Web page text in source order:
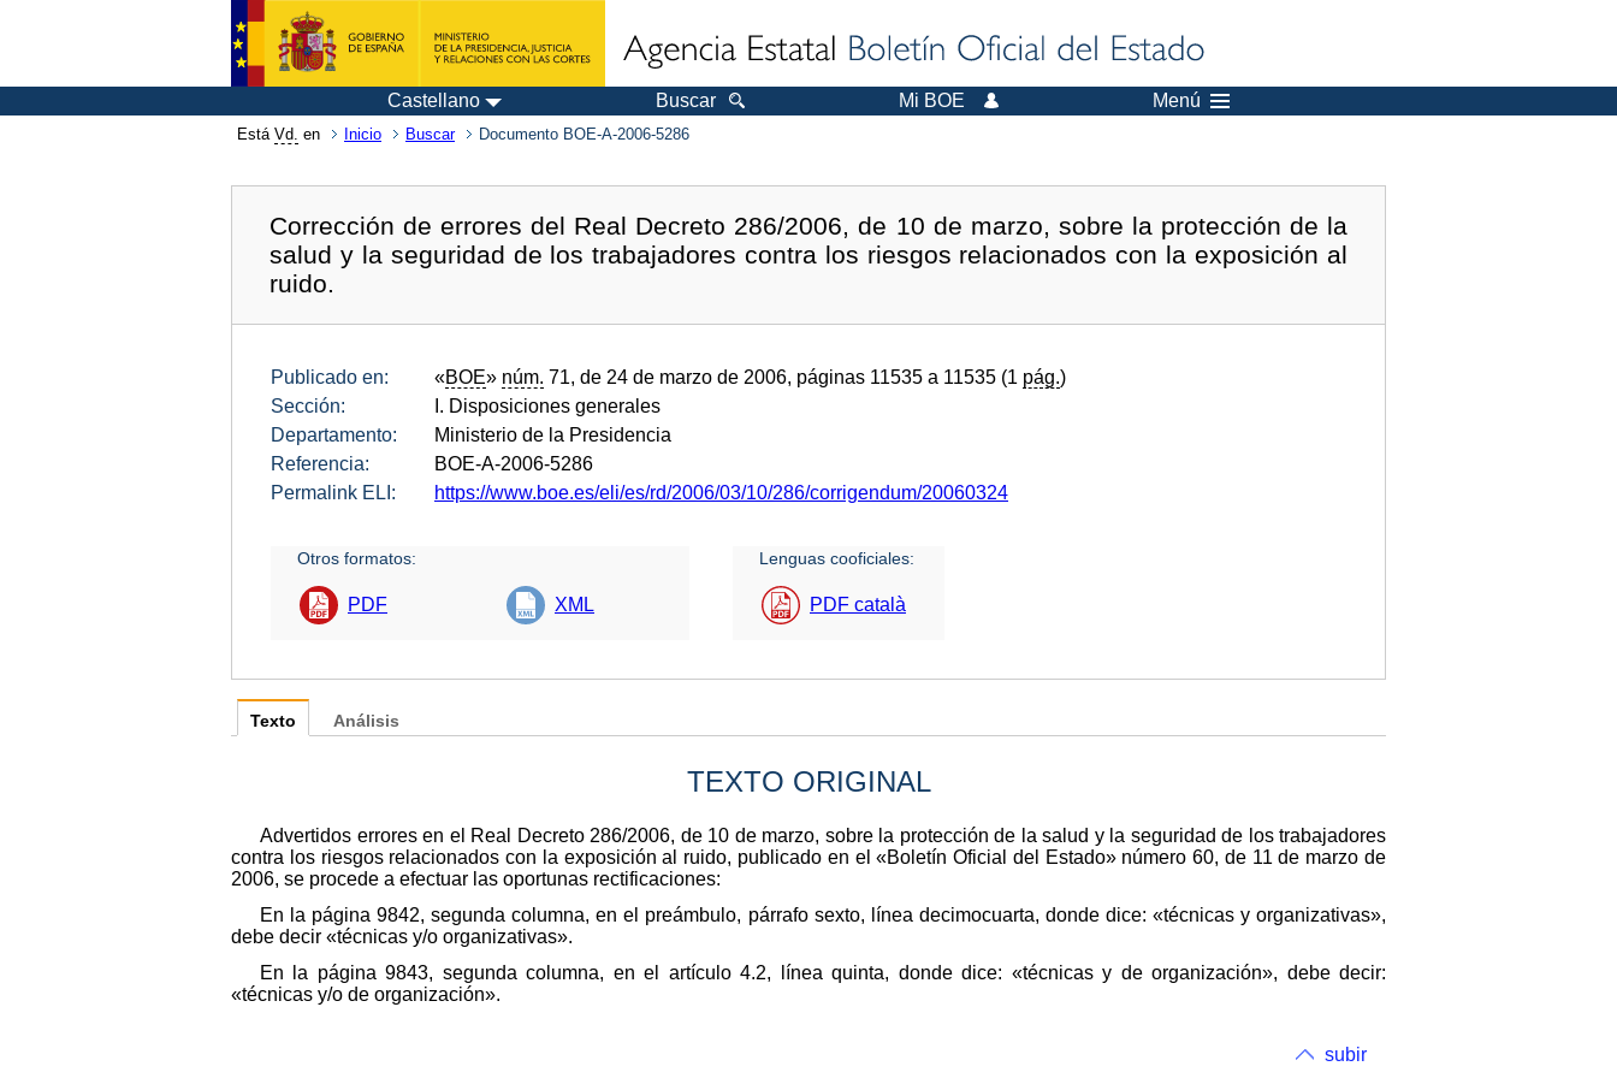
Castellano Buscar Mi BOE Menú
Está Vd. en Inicio Buscar Documento BOE-A-2006-5286
Corrección de errores del Real Decreto 286/2006, de 10 de marzo, sobre la protección de la
salud y la seguridad de los trabajadores contra los riesgos relacionados con la exposición al
ruido.
Publicado en: «BOE» núm. 71, de 24 de marzo de 2006, páginas 11535 a 11535 (1 pág.)
Sección:
I. Disposiciones generales
Departamento:
Ministerio de la Presidencia
Referencia:
BOE-A-2006-5286
Permalink ELI:
https://www.boe.es/eli/es/rd/2006/03/10/286/corrigendum/20060324
Otros formatos:
PDF XML
Lenguas cooficiales:
PDF català
Texto
TEXTO ORIGINAL
Advertidos errores en el Real Decreto 286/2006, de 10 de marzo, sobre la protección de la salud y la seguridad de los trabajadores
contra los riesgos relacionados con la exposición al ruido, publicado en el «Boletín Oficial del Estado» número 60, de 11 de marzo de
2006, se procede a efectuar las oportunas rectificaciones:
En la página 9842, segunda columna, en el preámbulo, párrafo sexto, línea decimocuarta, donde dice: «técnicas y organizativas»,
debe decir «técnicas y/o organizativas».
En la página 9843, segunda columna, en el artículo 4.2, línea quinta, donde dice: «técnicas y de organización», debe decir:
«técnicas y/o de organización».
Análisis
subir